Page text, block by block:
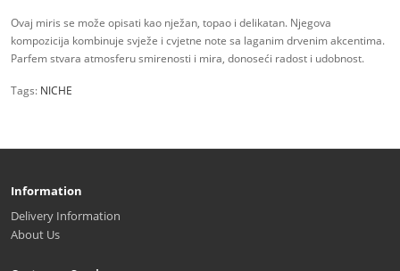
Ovaj miris se može opisati kao nježan, topao i delikatan. Njegova
kompozicija kombinuje svježe i cvjetne note sa laganim drvenim akcentima.
Parfem stvara atmosferu smirenosti i mira, donoseći radost i udobnost.
Tags: NICHE
Information
Delivery Information
About Us